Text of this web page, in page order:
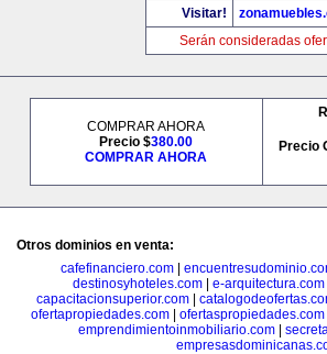
Visitar!
Serán consideradas
COMPRAR AHORA
Precio $380.00
COMPRAR AHORA
Precio
Otros dominios en venta:
cafefinanciero.com
destinosyhoteles.com
e-arquitectura.com
capacitacionsuperior.com
ofertapropiedades.com
ofertaspropiedades.com
emprendimientoinmobiliario.com|